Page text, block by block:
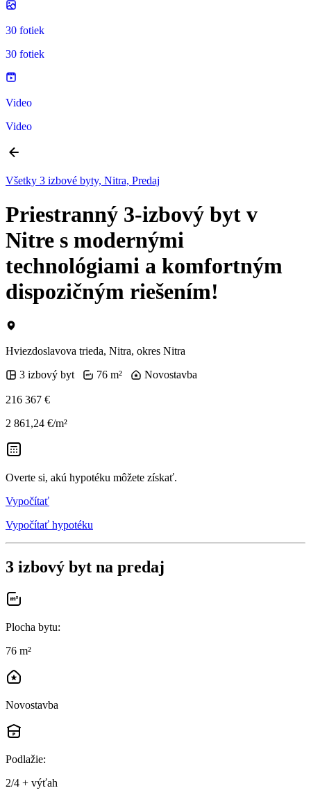
30 fotiek
30 fotiek
Video
Video
Všetky 3 izbové byty, Nitra, Predaj
Priestranný 3-izbový byt v
Nitre s modernými
technológiami a komfortným
dispozičným riešením!
Hviezdoslavova trieda, Nitra, okres Nitra
3 izbový byt
76 m² Novostavba
216 367 €
2 861,24 €/m²
Overte si, akú hypotéku môžete získať.
Vypočítať
Vypočítať hypotéku
3 izbový byt na predaj
Plocha bytu:
76 m²
Novostavba
Podlažie:
2/4 + výťah